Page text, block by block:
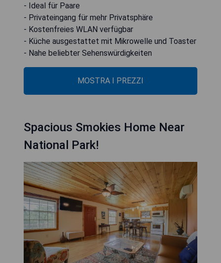
- Ideal für Paare
- Privateingang für mehr Privatsphäre
- Kostenfreies WLAN verfügbar
- Küche ausgestattet mit Mikrowelle und Toaster
- Nahe beliebter Sehenswürdigkeiten
MOSTRA I PREZZI
Spacious Smokies Home Near
National Park!